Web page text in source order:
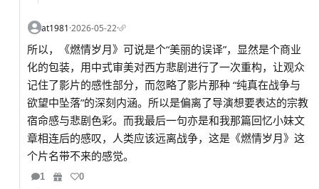
at1981·2026-05-22·
所以，《燃情岁月》可说是个“美丽的误译”，显然是个商业
化的包装，用中式审美对西方悲剧进行了一次重构，让观众
记住了影片的感性部分，而忽略了影片那种 “纯真在战争与
欲望中坠落”的深刻内涵。所以是偏离了导演想要表达的宗教
宿命感与悲剧色彩。而我最后一句亦是和我那篇回忆小妹文
章相连后的感叹，人类应该远离战争，这是《燃情岁月》这
个片名带不来的感觉。
1 0